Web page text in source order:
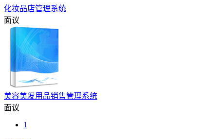
化妆品店管理系统
面议
美容美发用品销售管理系统
面议
1